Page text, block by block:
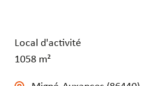
Local d'activité
1058 m²